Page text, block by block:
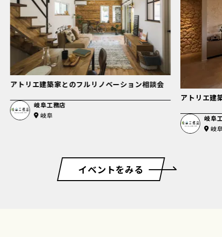
アトリエ建築家とのフルリノベーション相談会
岐阜工務店
岐阜
アトリエ建
岐阜
岐
イベントをみる